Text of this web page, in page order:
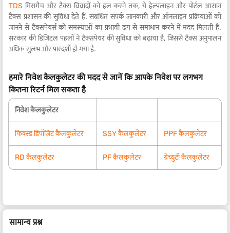
TDS मिसमैच और टैक्स विवादों को हल करने तक, ये हेल्पलाइन और पोर्टल आसान
टैक्स प्रशासन की सुविधा देते हैं. संबंधित संपर्क जानकारी और ऑनलाइन प्रक्रियाओं को
जानने से टैक्सपेयर्स को समस्याओं का प्रभावी ढंग से समाधान करने में मदद मिलती है.
सरकार की डिजिटल पहलों ने टैक्सपेयर की सुविधा को बढ़ाया है, जिससे टैक्स अनुपालन
अधिक सुलभ और पारदर्शी हो गया है.
हमारे निवेश कैलकुलेटर की मदद से जानें कि आपके निवेश पर लगभग
कितना रिटर्न मिल सकता है
निवेश कैलकुलेटर
फिक्स्ड डिपॉज़िट कैलकुलेटर SSY कैलकुलेटर PPF कैलकुलेटर
RD कैलकुलेटर PF कैलकुलेटर ग्रेच्युटी कैलकुलेटर
सामान्य प्रश्न